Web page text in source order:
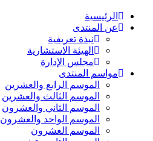
الرئيسية
عن المنتدى
نبذة تعريفية
الهيئة الاستشارية
مجلس الإدارة
مواسم المنتدى
الموسم الرابع والعشرين
الموسم الثالث والعشرين
الموسم الثاني والعشرون
الموسم الواحد والعشرون
الموسم العشرون